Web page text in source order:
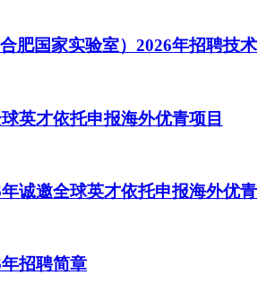
肥国家实验室）2026年招聘技术
英才依托申报海外优青项目
诚邀全球英才依托申报海外优青
招聘简章